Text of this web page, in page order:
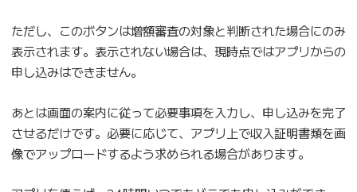
ただし、このボタンは増額審査の対象と判断された場合にのみ
表示されます。表示されない場合は、現時点ではアプリからの
申し込みはできません。
あとは画面の案内に従って必要事項を入力し、申し込みを完了
させるだけです。必要に応じて、アプリ上で収入証明書類を画
像でアップロードするよう求められる場合があります。